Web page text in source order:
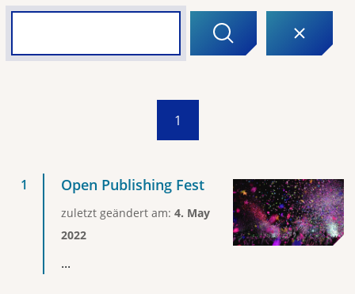
1
Open Publishing Fest
zuletzt geändert am: 4. May
2022
...